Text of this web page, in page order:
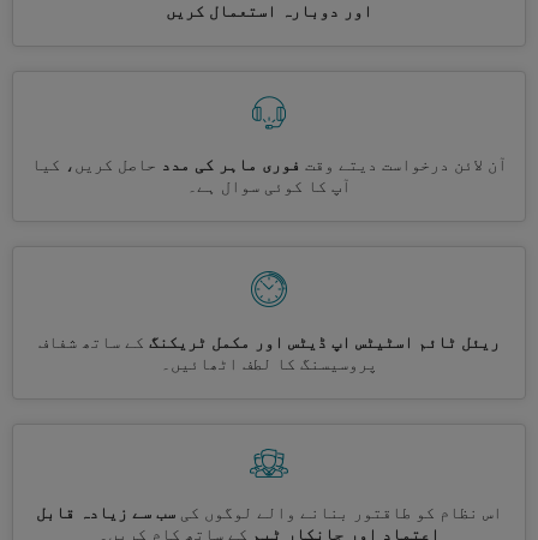
اور دوبارہ استعمال کریں
آن لائن درخواست دیتے وقت فوری ماہر کی مدد حاصل کریں، کیا
آپ کا کوئی سوال ہے۔
ریئل ٹائم اسٹیٹس اپ ڈیٹس اور مکمل ٹریکنگ کے ساتھ شفاف
پروسیسنگ کا لطف اٹھائیں۔
اس نظام کو طاقتور بنانے والے لوگوں کی سب سے زیادہ قابل
اعتماد اور جانکار ٹیم کے ساتھ کام کریں۔